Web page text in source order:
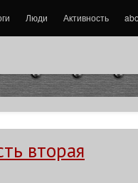
Люди Активность
вторая